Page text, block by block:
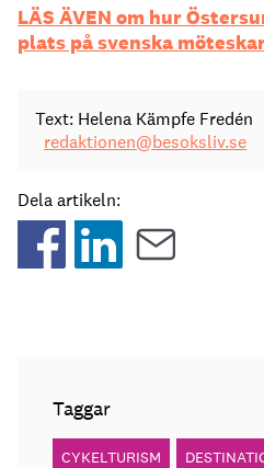
LÄS ÄVEN om hur
plats på svenska
Text: Helena Kämpfe Fredén
redaktionen@besoksliv.se
Dela artikeln:
Taggar
CYKELTURISM